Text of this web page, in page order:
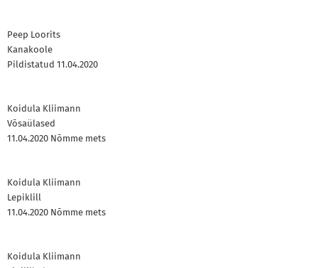
Peep Loorits
Kanakoole
Pildistatud 11.04.2020
Koidula Kliimann
Võsaülased
11.04.2020 Nõmme mets
Koidula Kliimann
Lepiklill
11.04.2020 Nõmme mets
Koidula Kliimann